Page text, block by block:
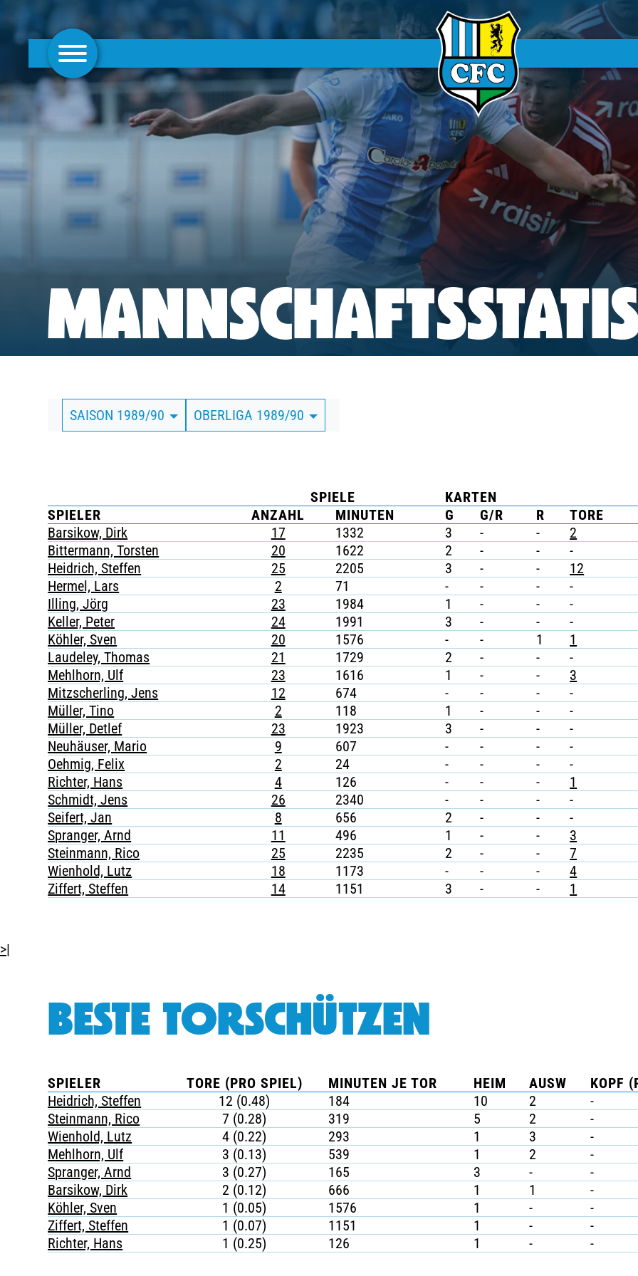
AKTUELLES
FRAUEN
CLUBMITGLIEDSCHAFT
BUSINESS
SÜDKURVE
TICKETING
SAISON 1989/90 OBERLIGA 1989/90
SPIELE
KARTEN
SPIELER
ANZAHL MINUTEN G G/R R
TORE
Barsikow, Dirk
17 1332 3 - -
2
Bittermann, Torsten
20 1622 2 - -
-
Heidrich, Steffen
25 2205 3 - -
12
Hermel, Lars
2 71 - - -
-
Illing, Jörg
23 1984 1 - -
-
Keller, Peter
24 1991 3 - -
-
Köhler, Sven
20 1576 - - 1
1
Laudeley, Thomas
21 1729 2 - -
-
Mehlhorn, Ulf
23 1616 1 - -
3
Mitzscherling, Jens
12 674 - - -
-
Müller, Tino
2 118 1 - -
-
Müller, Detlef
23 1923 3 - -
-
Neuhäuser, Mario
9 607 - - -
-
Oehmig, Felix
2 24 - - -
-
Richter, Hans
4 126 - - -
1
Schmidt, Jens
26 2340 - - -
-
Seifert, Jan
8 656 2 - -
-
Spranger, Arnd
11 496 1 - -
3
Steinmann, Rico
25 2235 2 - -
7
Wienhold, Lutz
18 1173 - - -
4
Ziffert, Steffen
14 1151 3 - - 1
>|
BESTE TORSCHÜTZEN
SPIELER TORE (PRO SPIEL) MINUTEN JE TOR HEIM AUSW
KOPF
Heidrich, Steffen
12 (0.48) 184 10 2
-
Steinmann, Rico
7 (0.28) 319 5 2
-
Wienhold, Lutz
4 (0.22) 293 1 3
-
Mehlhorn, Ulf
3 (0.13) 539 1 2
-
Spranger, Arnd
3 (0.27) 165 3 -
-
Barsikow, Dirk
2 (0.12) 666 1 1
-
Köhler, Sven
1 (0.05) 1576 1 -
-
Ziffert, Steffen
1 (0.07) 1151 1 -
-
Richter, Hans
1 (0.25) 126 1 - -